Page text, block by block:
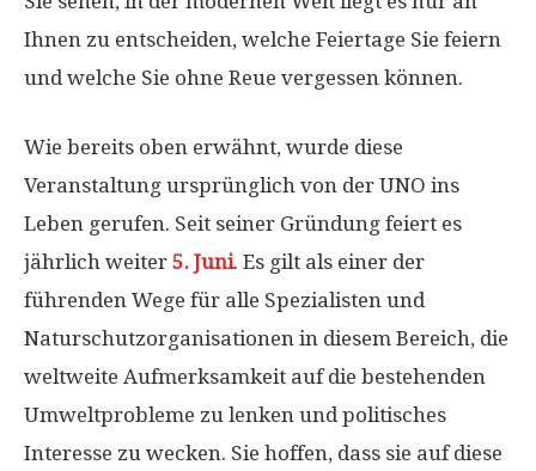
Ihnen zu entscheiden, welche Feiertage Sie feiern
und welche Sie ohne Reue vergessen können.
Wie bereits oben erwähnt, wurde diese
Veranstaltung ursprünglich von der UNO ins
Leben gerufen. Seit seiner Gründung feiert es
jährlich weiter 5. Juni. Es gilt als einer der
führenden Wege für alle Spezialisten und
Naturschutzorganisationen in diesem Bereich, die
weltweite Aufmerksamkeit auf die bestehenden
Umweltprobleme zu lenken und politisches
Interesse zu wecken. Sie hoffen, dass sie auf diese